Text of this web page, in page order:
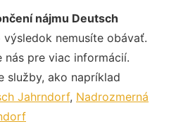
nájmu Deutsch
výsledok nemusíte obávať.
pre viac informácií.
služby, ako napríklad
Jahrndorf, Nadrozmerná